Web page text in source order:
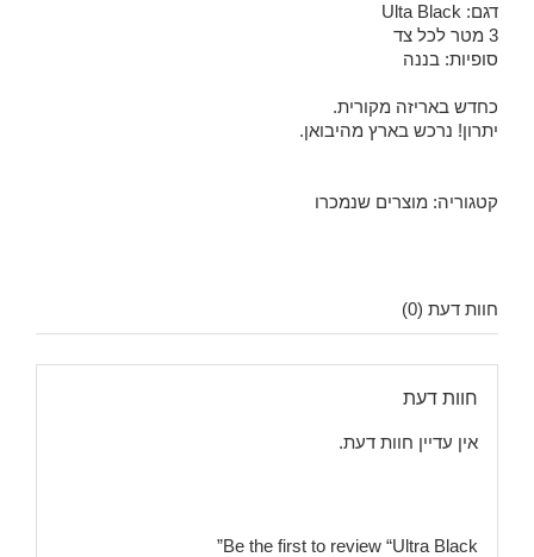
דגם: Ulta Black
3 מטר לכל צד
סופיות: בננה
כחדש באריזה מקורית.
יתרון! נרכש בארץ מהיבואן.
קטגוריה: מוצרים שנמכרו
חוות דעת (0)
חוות דעת
אין עדיין חוות דעת.
Be the first to review “Ultra Black”